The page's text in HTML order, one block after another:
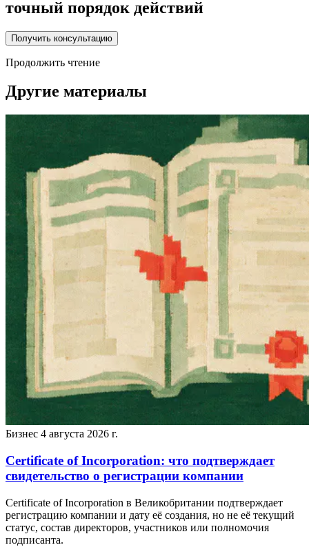
точный порядок действий
Получить консультацию
Продолжить чтение
Другие материалы
Бизнес 4 августа 2026 г.
Certificate of Incorporation: что подтверждает
свидетельство о регистрации компании
Certificate of Incorporation в Великобритании подтверждает
регистрацию компании и дату её создания, но не её текущий
статус, состав директоров, участников или полномочия
подписанта.